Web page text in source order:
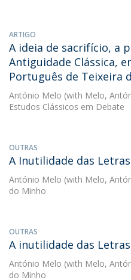
ARTIGO
A ideia de sacrifício, a
Antiguidade Clássica,
Português de Teixeira
António Melo (with Melo,
Estudos Clássicos em Debate
OUTRAS
A Inutilidade das
António Melo (with Melo,
do Minho
OUTRAS
A inutilidade das
António Melo (with Melo,
do Minho